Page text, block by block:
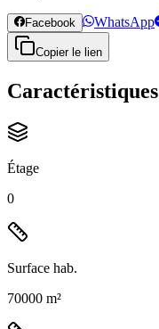
Facebook WhatsApp
Copier le lien
Caractéristiques
Étage
0
Surface hab.
70000 m²